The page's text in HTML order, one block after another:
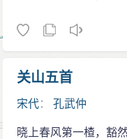
关山五首
宋代：孔武仲
晓上春风第一楂，豁